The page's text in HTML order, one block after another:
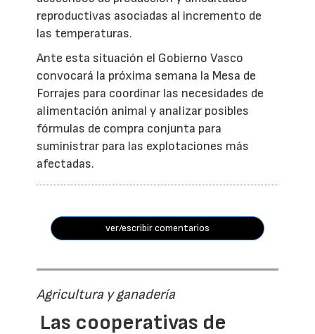
reproductivas asociadas al incremento de
las temperaturas.
Ante esta situación el Gobierno Vasco
convocará la próxima semana la Mesa de
Forrajes para coordinar las necesidades de
alimentación animal y analizar posibles
fórmulas de compra conjunta para
suministrar para las explotaciones más
afectadas.
ver/escribir comentarios
Agricultura y ganadería
Las cooperativas de